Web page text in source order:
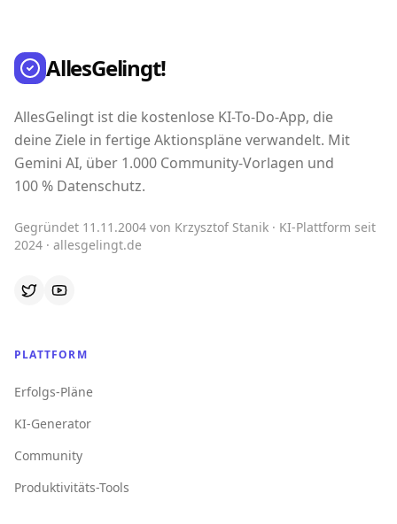
AllesGelingt!
AllesGelingt ist die kostenlose KI-To-Do-App, die
deine Ziele in fertige Aktionspläne verwandelt. Mit
Gemini AI, über 1.000 Community-Vorlagen und
100 % Datenschutz.
Gegründet 11.11.2004 von Krzysztof Stanik · KI-Plattform seit
2024 · allesgelingt.de
PLATTFORM
Erfolgs-Pläne
KI-Generator
Community
Produktivitäts-Tools